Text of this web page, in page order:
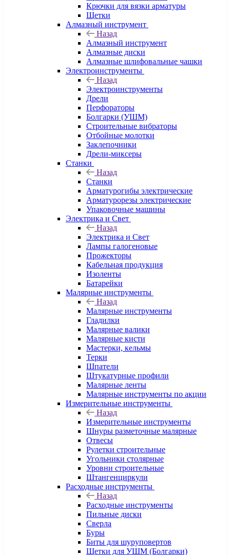
Крючки для вязки арматуры
Щетки
Алмазный инструмент
Назад
Алмазный инструмент
Алмазные диски
Алмазные шлифовальные чашки
Электроинструменты
Назад
Электроинструменты
Дрели
Перфораторы
Болгарки (УШМ)
Строительные вибраторы
Отбойные молотки
Заклепочники
Дрели-миксеры
Станки
Назад
Станки
Арматурогибы электрические
Арматурорезы электрические
Упаковочные машины
Электрика и Свет
Назад
Электрика и Свет
Лампы галогеновые
Прожекторы
Кабельная продукция
Изоленты
Батарейки
Малярные инструменты
Назад
Малярные инструменты
Гладилки
Малярные валики
Малярные кисти
Мастерки, кельмы
Терки
Шпатели
Штукатурные профили
Малярные ленты
Малярные инструменты по акции
Измерительные инструменты
Назад
Измерительные инструменты
Шнуры разметочные малярные
Отвесы
Рулетки строительные
Угольники столярные
Уровни строительные
Штангенциркули
Расходные инструменты
Назад
Расходные инструменты
Пильные диски
Сверла
Буры
Биты для шуруповертов
Щетки для УШМ (Болгарки)